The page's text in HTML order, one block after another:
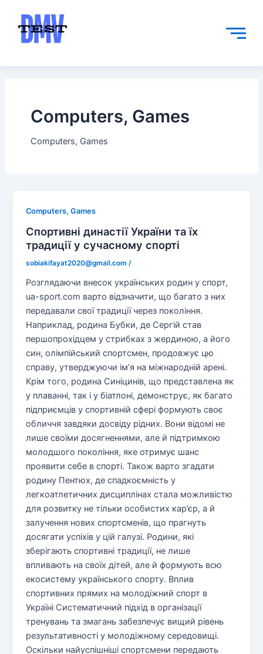
content
Computers, Games
Computers, Games
Computers, Games
Спортивні династії України та їх
традиції у сучасному спорті
sobiakifayat2020@gmail.com/
Розглядаючи внесок українських родин у спорт,
ua-sport.com варто відзначити, що багато з них
передавали свої традиції через покоління.
Наприклад, родина Бубки, де Сергій став
першопрохідцем у стрибках з жердиною, а його
син, олімпійський спортсмен, продовжує цю
справу, утверджуючи ім’я на міжнародній арені.
Крім того, родина Синіцинів, що представлена як
у плаванні, так і у біатлоні, демонструє, як багато
підприємців у спортивній сфері формують своє
обличчя завдяки досвіду рідних. Вони відомі не
лише своїми досягненнями, але й підтримкою
молодшого покоління, яке отримує шанс
проявити себе в спорті. Також варто згадати
родину Пентюх, де спадкоємність у
легкоатлетичних дисциплінах стала можливістю
для розвитку не тільки особистих кар’єр, а й
залучення нових спортсменів, що прагнуть
досягати успіхів у цій галузі. Родини, які
зберігають спортивні традиції, не лише
впливають на своїх дітей, але й формують всю
екосистему українського спорту. Вплив
спортивних прямих на молодіжний спорт в
Україні Систематичний підхід в організації
тренувань та змагань забезпечує вищий рівень
результативності у молодіжному середовищі.
Оскільки найуспішніші спортсмени передають
pagination